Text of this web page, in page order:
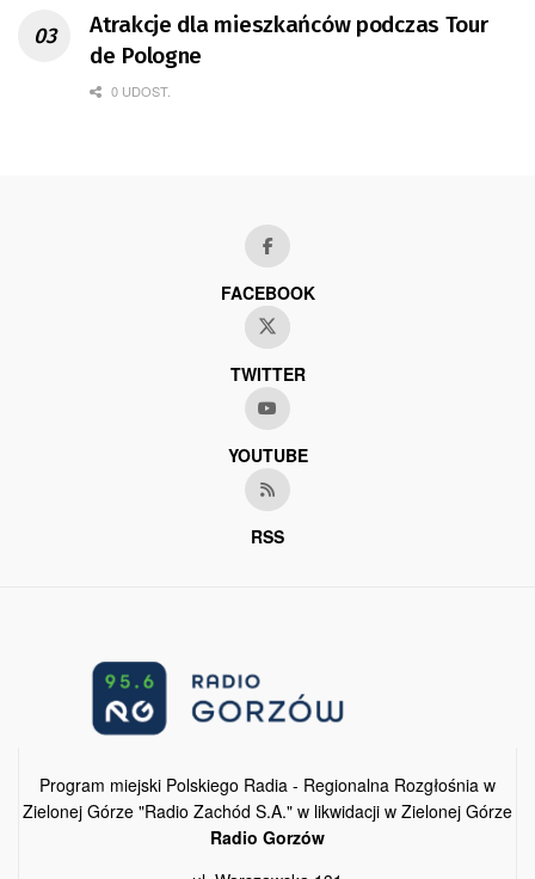
Atrakcje dla mieszkańców podczas Tour
de Pologne
0 UDOST.
FACEBOOK
TWITTER
YOUTUBE
RSS
Program miejski Polskiego Radia - Regionalna Rozgłośnia w
Zielonej Górze "Radio Zachód S.A." w likwidacji w Zielonej Górze
Radio Gorzów